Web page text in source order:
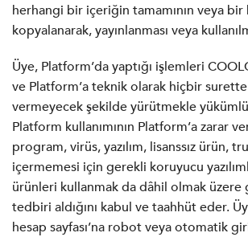
herhangi bir içeriğin tamamının veya bir
kopyalanarak, yayınlanması veya
Üye, Platform’da yaptığı işlemleri
ve Platform’a teknik olarak hiçbir
vermeyecek şekilde yürütmekle
Platform kullanımının Platform’a zarar
program, virüs, yazılım, lisanssız ürün,
içermemesi için gerekli koruyucu
ürünleri kullanmak da dâhil olmak
tedbiri aldığını kabul ve taahhüt eder.
hesap sayfası’na robot veya otomatik